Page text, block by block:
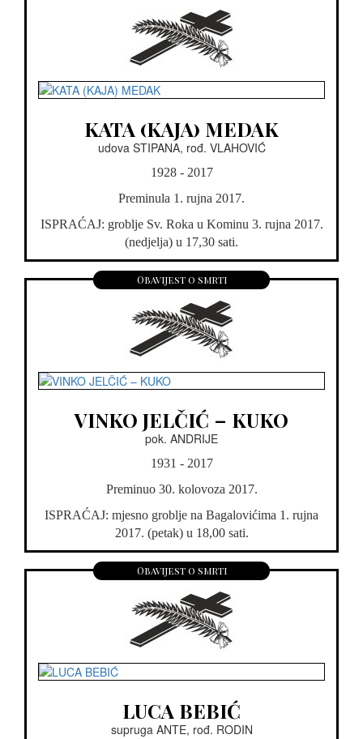
KATA (KAJA) MEDAK
udova STIPANA, rođ. VLAHOVIĆ
1928 - 2017
Preminula 1. rujna 2017.
ISPRAĆAJ: groblje Sv. Roka u Kominu 3. rujna 2017.
(nedjelja) u 17,30 sati.
Obavijest o smrti
VINKO JELČIĆ – KUKO
pok. ANDRIJE
1931 - 2017
Preminuo 30. kolovoza 2017.
ISPRAĆAJ: mjesno groblje na Bagalovićima 1. rujna
2017. (petak) u 18,00 sati.
Obavijest o smrti
LUCA BEBIĆ
supruga ANTE, rođ. RODIN